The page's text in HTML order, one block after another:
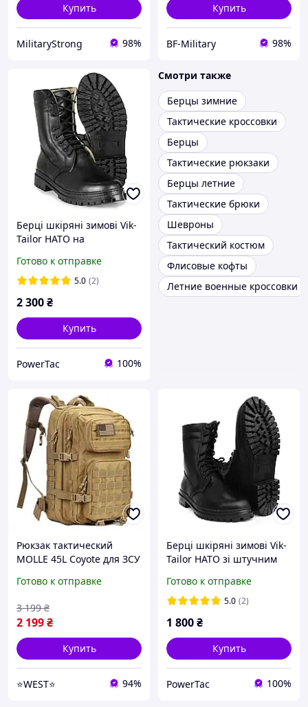
Купить
MilitaryStrong 98%
Купить
BF-Military 98%
Берці шкіряні зимові Vik-
Tailor НАТО на
(розміри 36, 37, 39-42, 44,
46, 48)
Готово к отправке
5.0 (2)
2 300₴
Купить
PowerTac 100%
Смотри также
Берцы зимние
Тактические кроссовки
Берцы
Тактические рюкзаки
Берцы летние
Тактические брюки
Шевроны
Тактический костюм
Флисовые кофты
Летние военные кроссовки
Рюкзак тактический
MOLLE 45L Coyote для ЗСУ
покрытием Койот сумка
Готово к отправке
2 199₴
3 199 ₴
Купить
⭐️WEST⭐️ 94%
Берці шкіряні зимові Vik-
Tailor НАТО зі штучним
- 48)
Готово к отправке
5.0 (2)
1 800₴
Купить
PowerTac 100%